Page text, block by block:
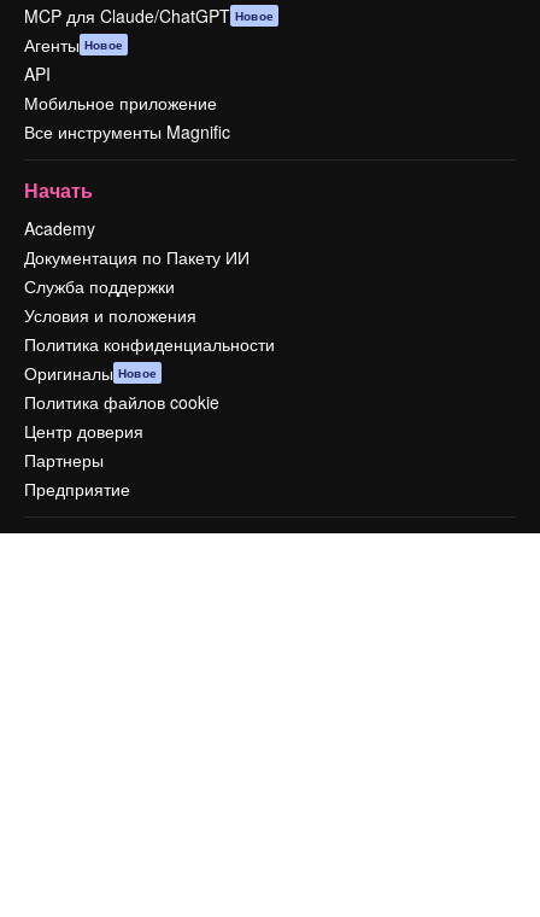
MCP для Claude/ChatGPT Новое
Агенты Новое
API
Мобильное приложение
Все инструменты Magnific
Начать
Academy
Документация по Пакету ИИ
Служба поддержки
Условия и положения
Политика конфиденциальности
Оригиналы Новое
Политика файлов cookie
Центр доверия
Партнеры
Предприятие